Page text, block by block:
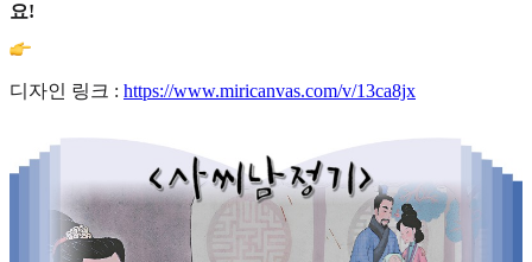
요!
디자인 링크 : https://www.miricanvas.com/v/13ca8jx